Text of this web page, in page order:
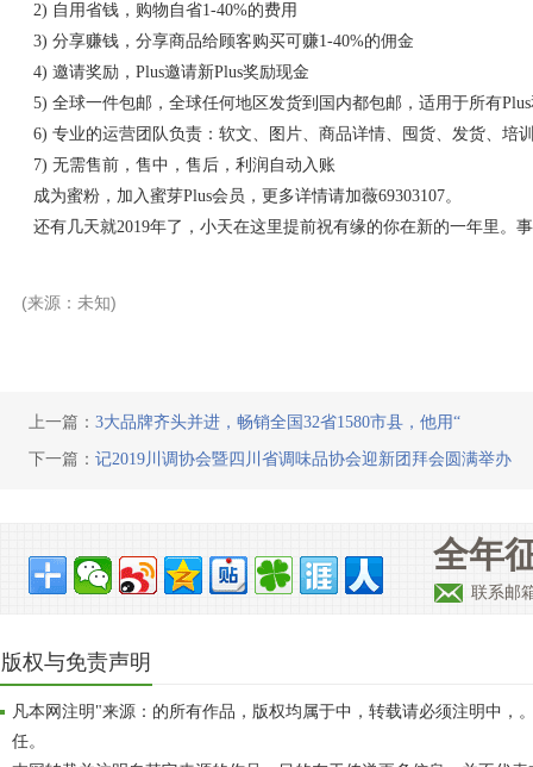
2) 自用省钱，购物自省1-40%的费用
3) 分享赚钱，分享商品给顾客购买可赚1-40%的佣金
4) 邀请奖励，Plus邀请新Plus奖励现金
5) 全球一件包邮，全球任何地区发货到国内都包邮，适用于所有Plus
6) 专业的运营团队负责：软文、图片、商品详情、囤货、发货、培
7) 无需售前，售中，售后，利润自动入账
成为蜜粉，加入蜜芽Plus会员，更多详情请加薇69303107。
还有几天就2019年了，小天在这里提前祝有缘的你在新的一年里。
(来源：未知)
上一篇： 3大品牌齐头并进，畅销全国32省1580市县，他用“
下一篇： 记2019川调协会暨四川省调味品协会迎新团拜会圆满举办
全年
联系邮
版权与免责声明
凡本网注明"来源：的所有作品，版权均属于中，转载请必须注明中，
任。